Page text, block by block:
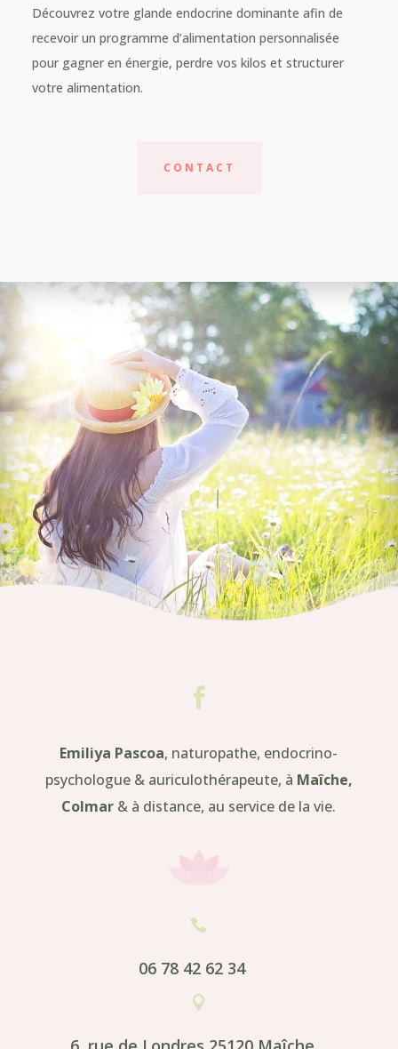
Découvrez votre glande endocrine dominante afin de
recevoir un programme d’alimentation personnalisée
pour gagner en énergie, perdre vos kilos et structurer
votre alimentation.
CONTACT

Emiliya Pascoa, naturopathe, endocrino-
psychologue & auriculothérapeute, à Maîche,
Colmar & à distance, au service de la vie.

06 78 42 62 34
